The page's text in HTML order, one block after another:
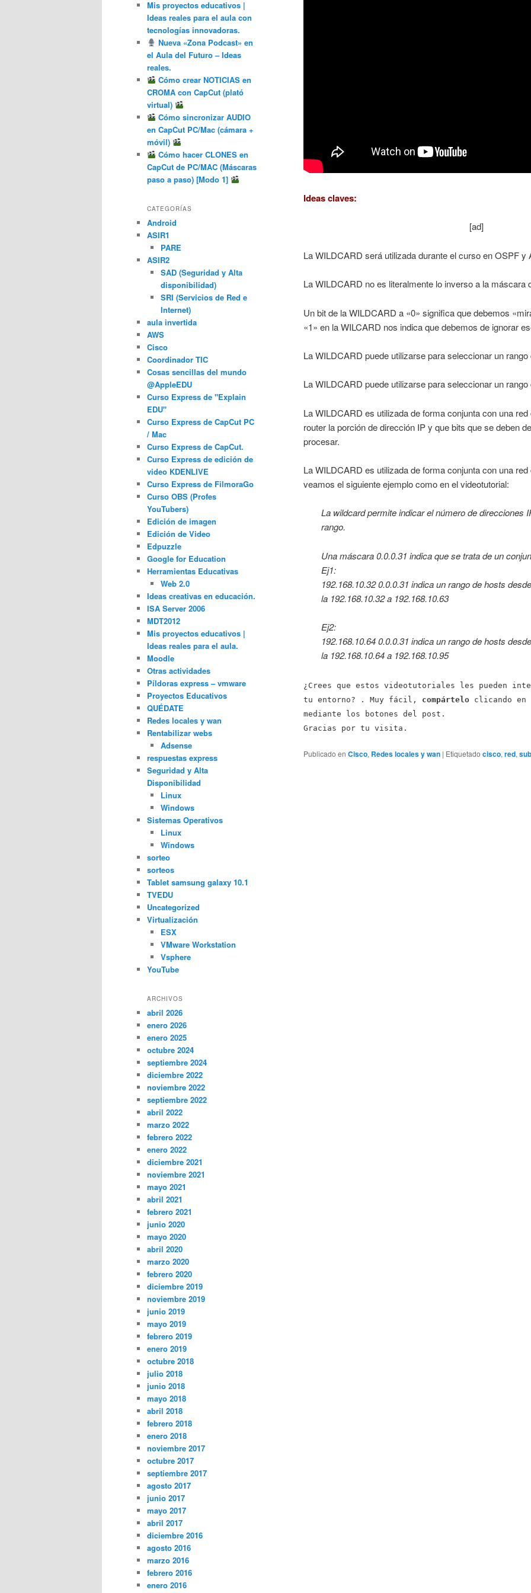
Ideas claves:
[ad]
La WILDCARD será utilizada durante el curso en OSPF y
La WILDCARD no es literalmente lo inverso a la máscara
Un bit de la WILDCARD a «0» significa que debemos
«1» en la WILCARD nos indica que debemos de ignorar
La WILDCARD puede utilizarse para seleccionar un
La WILDCARD puede utilizarse para seleccionar un
La WILDCARD es utilizada de forma conjunta con una
router la porción de dirección IP y que bits que se deben
procesar.
La WILDCARD es utilizada de forma conjunta con una
veamos el siguiente ejemplo como en el videotutorial:
La wildcard permite indicar el número de direcciones
rango.
Una máscara 0.0.0.31 indica que se trata de un
Ej1:
192.168.10.32 0.0.0.31 indica un rango de hosts desde
la 192.168.10.32 a 192.168.10.63
Ej2:
192.168.10.64 0.0.0.31 indica un rango de hosts desde
la 192.168.10.64 a 192.168.10.95
¿Crees que estos videotutoriales les pueden
tu entorno? . Muy fácil, compártelo clicando en
mediante los botones del post.
Gracias por tu visita.
Publicado en Cisco, Redes locales y wan | Etiquetado cisco, red,
Mis proyectos educativos |
Ideas reales para el aula con
tecnologías innovadoras.
Nueva «Zona Podcast» en
el Aula del Futuro – Ideas
reales.
Cómo crear NOTICIAS en
CROMA con CapCut (plató
virtual)
Cómo sincronizar AUDIO
en CapCut PC/Mac (cámara +
móvil)
Cómo hacer CLONES en
CapCut de PC/MAC (Máscaras
paso a paso) [Modo 1]
CATEGORÍAS
Android
ASIR1
PARE
ASIR2
SAD (Seguridad y Alta
disponibilidad)
SRI (Servicios de Red e
Internet)
aula invertida
AWS
Cisco
Coordinador TIC
Cosas sencillas del mundo
@AppleEDU
Curso Express de "Explain
EDU"
Curso Express de CapCut PC
/ Mac
Curso Express de CapCut.
Curso Express de edición de
video KDENLIVE
Curso Express de FilmoraGo
Curso OBS (Profes
YouTubers)
Edición de imagen
Edición de Video
Edpuzzle
Google for Education
Herramientas Educativas
Web 2.0
Ideas creativas en educación.
ISA Server 2006
MDT2012
Mis proyectos educativos |
Ideas reales para el aula.
Moodle
Otras actividades
Píldoras express – vmware
Proyectos Educativos
QUÉDATE
Redes locales y wan
Rentabilizar webs
Adsense
respuestas express
Seguridad y Alta
Disponibilidad
Linux
Windows
Sistemas Operativos
Linux
Windows
sorteo
sorteos
Tablet samsung galaxy 10.1
TVEDU
Uncategorized
Virtualización
ESX
VMware Workstation
Vsphere
YouTube
ARCHIVOS
abril 2026
enero 2026
enero 2025
octubre 2024
septiembre 2024
diciembre 2022
noviembre 2022
septiembre 2022
abril 2022
marzo 2022
febrero 2022
enero 2022
diciembre 2021
noviembre 2021
mayo 2021
abril 2021
febrero 2021
junio 2020
mayo 2020
abril 2020
marzo 2020
febrero 2020
diciembre 2019
noviembre 2019
junio 2019
mayo 2019
febrero 2019
enero 2019
octubre 2018
julio 2018
junio 2018
mayo 2018
abril 2018
febrero 2018
enero 2018
noviembre 2017
octubre 2017
septiembre 2017
agosto 2017
junio 2017
mayo 2017
abril 2017
diciembre 2016
agosto 2016
marzo 2016
febrero 2016
enero 2016